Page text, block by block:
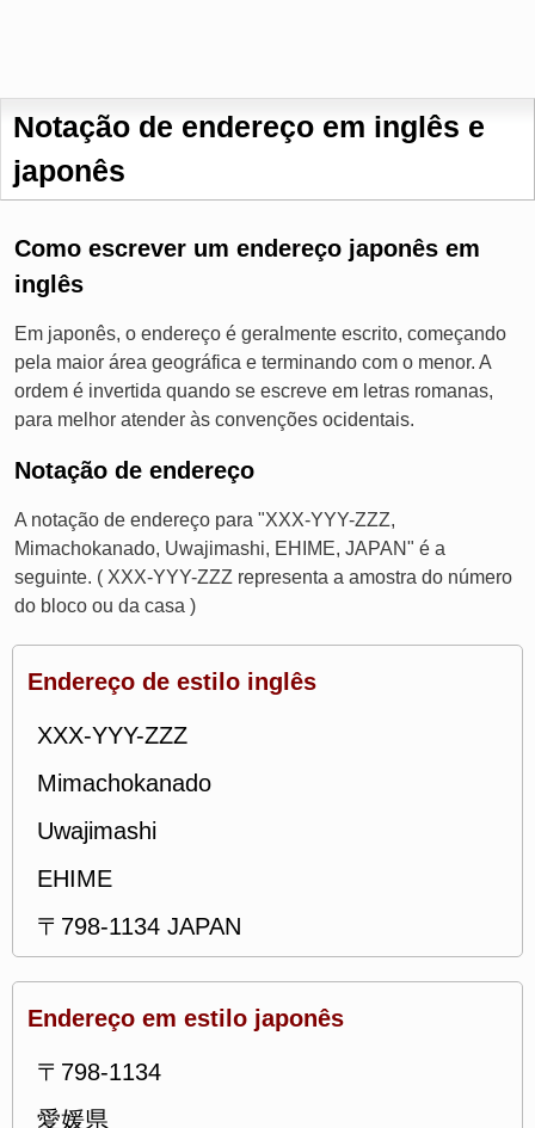
Notação de endereço em inglês e
japonês
Como escrever um endereço japonês em
inglês
Em japonês, o endereço é geralmente escrito, começando
pela maior área geográfica e terminando com o menor. A
ordem é invertida quando se escreve em letras romanas,
para melhor atender às convenções ocidentais.
Notação de endereço
A notação de endereço para "XXX-YYY-ZZZ,
Mimachokanado, Uwajimashi, EHIME, JAPAN" é a
seguinte. ( XXX-YYY-ZZZ representa a amostra do número
do bloco ou da casa )
Endereço de estilo inglês
XXX-YYY-ZZZ
Mimachokanado
Uwajimashi
EHIME
〒798-1134 JAPAN
Endereço em estilo japonês
〒798-1134
愛媛県